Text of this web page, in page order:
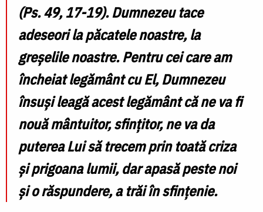
(Ps. 49, 17-19). Dumnezeu tace
adeseori la păcatele noastre, la
greșelile noastre. Pentru cei care am
încheiat legământ cu El, Dumnezeu
însuși leagă acest legământ că ne va fi
nouă mântuitor, sfințitor, ne va da
puterea Lui să trecem prin toată criza
și prigoana lumii, dar apasă peste noi
și o răspundere, a trăi în sfințenie.